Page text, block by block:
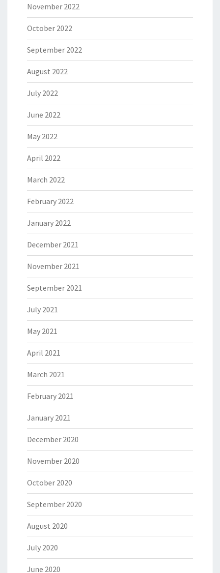
November 2022
October 2022
September 2022
August 2022
July 2022
June 2022
May 2022
April 2022
March 2022
February 2022
January 2022
December 2021
November 2021
September 2021
July 2021
May 2021
April 2021
March 2021
February 2021
January 2021
December 2020
November 2020
October 2020
September 2020
August 2020
July 2020
June 2020